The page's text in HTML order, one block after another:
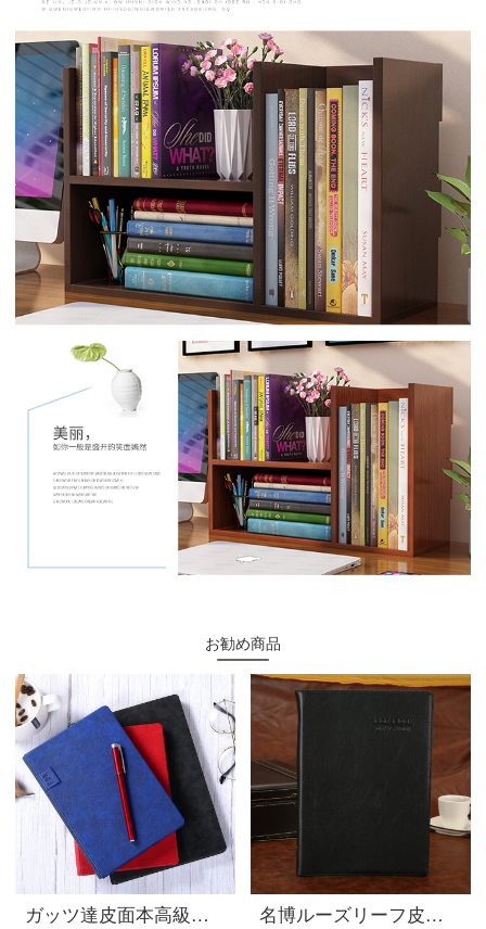
お勧め商品
ガッツ達皮面本高級ノートパソコン文具高級ノートファッションライター264ページの宝藍MA-425 A 5を挿すことができます。
名博ルーズリーフ皮革本ビジネスルーズリーフノート文房具業務メモ帳事務用品12916 B 5 9穴（26*18 cm）